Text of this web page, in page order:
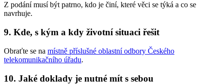
Z podání musí být patrno, kdo je činí, které věci se týká a co se
navrhuje.
9. Kde, s kým a kdy životní situaci řešit
Obraťte se na místně příslušné oblastní odbory Českého
telekomunikačního úřadu.
10. Jaké doklady je nutné mít s sebou